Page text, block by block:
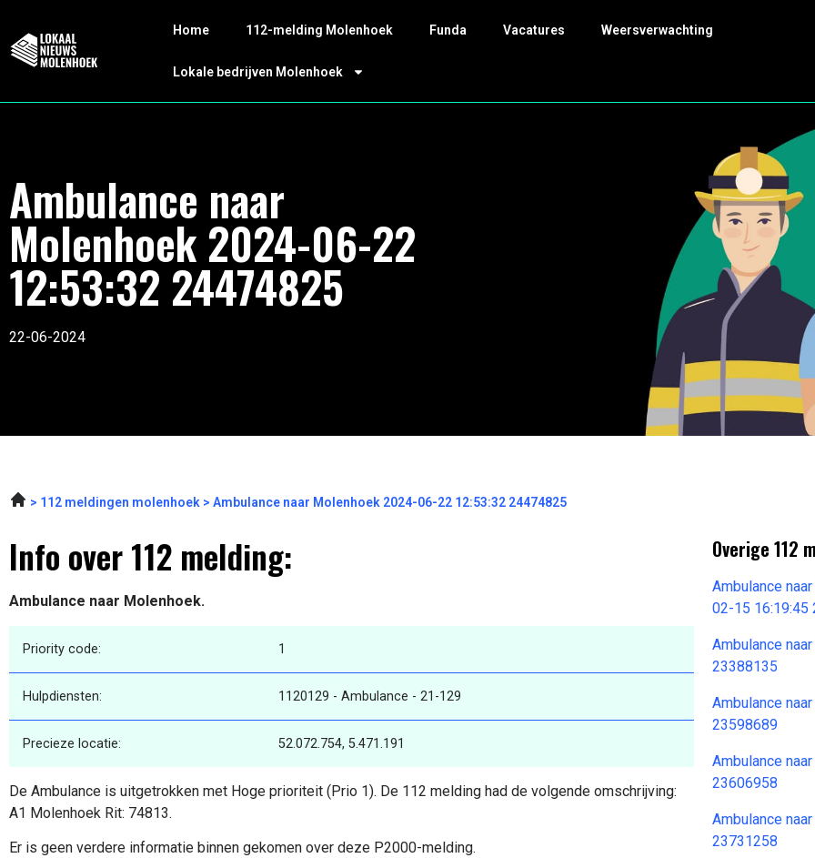
Home 112-melding Molenhoek Funda Vacatures Weersverwachting
Lokale bedrijven Molenhoek
Ambulance naar
Molenhoek 2024-06-22
12:53:32 24474825
22-06-2024
112 meldingen molenhoek Ambulance naar Molenhoek 2024-06-22 12:53:32 24474825
Info over 112 melding:
Ambulance naar Molenhoek.
Priority code: 1
Hulpdiensten: 1120129 - Ambulance - 21-129
Precieze locatie: 52.072.754, 5.471.191
De Ambulance is uitgetrokken met Hoge prioriteit (Prio 1). De 112 melding had de volgende omschrijving:
A1 Molenhoek Rit: 74813.
Er is geen verdere informatie binnen gekomen over deze P2000-melding.
Overige 112
Ambulance
02-15 16:19:45
Ambulance
23388135
Ambulance
23598689
Ambulance
23606958
Ambulance
23731258